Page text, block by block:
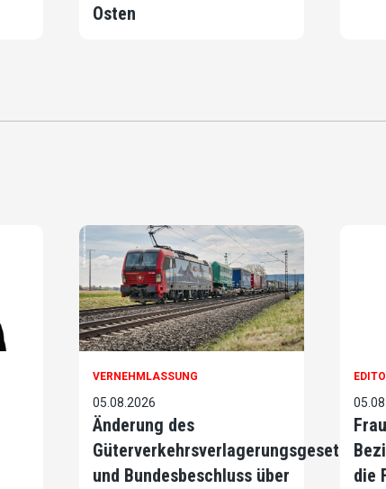
Osten
VERNEHMLASSUNG
05.08.2026
Änderung des
Güterverkehrsverlagerungsgesetzes
und Bundesbeschluss über
die